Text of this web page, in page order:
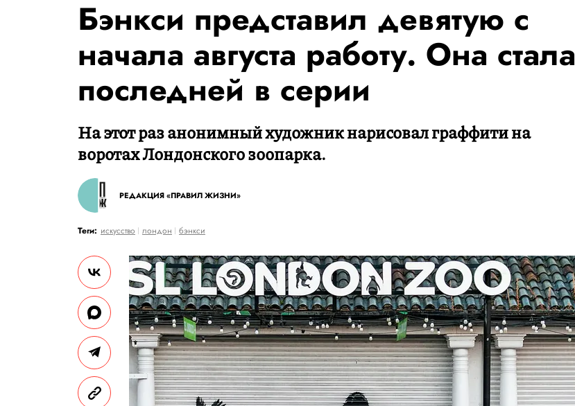
Бэнкси представил девятую с
начала августа работу. Она стала
последней в серии
На этот раз анонимный художник нарисовал граффити на
воротах Лондонского зоопарка.
РЕДАКЦИЯ «ПРАВИЛ ЖИЗНИ»
Теги: искусство лондон бэнкси